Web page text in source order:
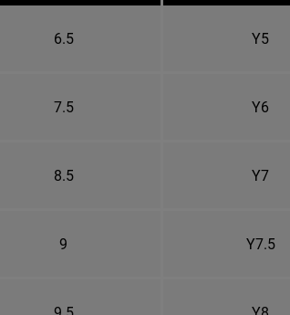
6.5 Y5
7.5 Y6
8.5 Y7
9 Y7.5